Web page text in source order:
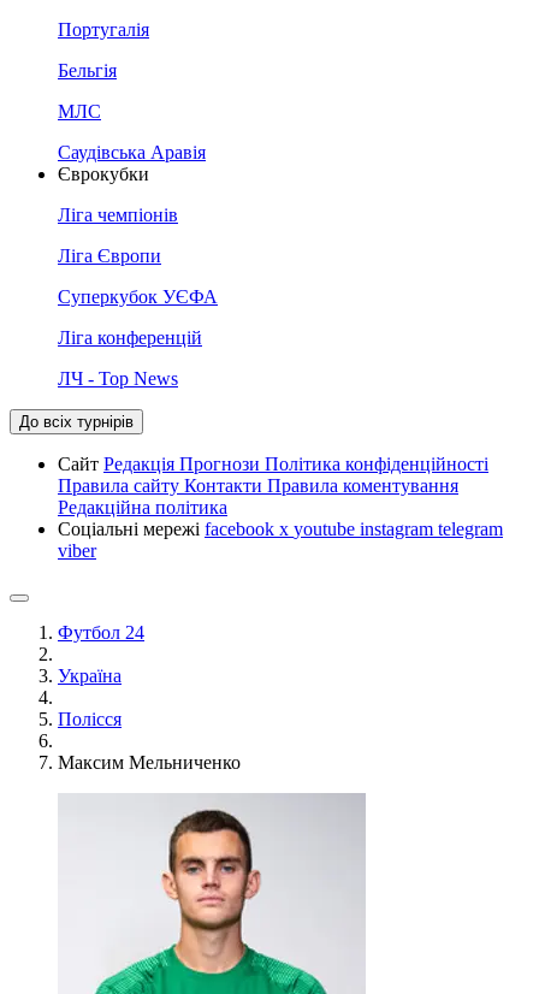
Португалія
Бельгія
МЛС
Саудівська Аравія
Єврокубки
Ліга чемпіонів
Ліга Європи
Суперкубок УЄФА
Ліга конференцій
ЛЧ - Top News
До всіх турнірів
Сайт Редакція Прогнози Політика конфіденційності
Правила сайту Контакти Правила коментування
Редакційна політика
Соціальні мережі facebook x youtube instagram telegram
viber
Футбол 24
Україна
Полісся
Максим Мельниченко